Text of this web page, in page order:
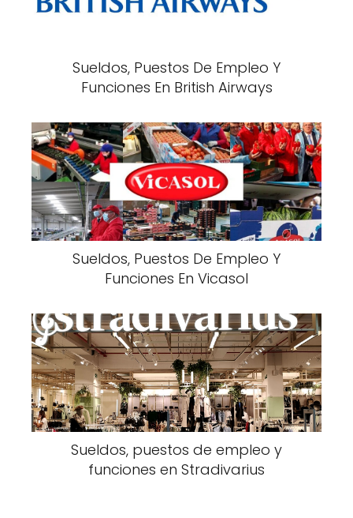
Sueldos, Puestos De Empleo Y
Funciones En British Airways
Sueldos, Puestos De Empleo Y
Funciones En Vicasol
Sueldos, puestos de empleo y
funciones en Stradivarius